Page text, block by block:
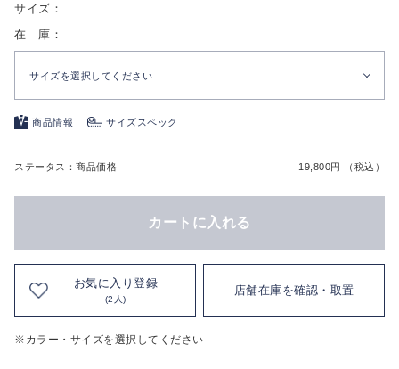
サイズ：
在 庫：
サイズを選択してください
商品情報 サイズスペック
ステータス：商品価格 19,800円 （税込）
カートに入れる
お気に入り登録
(2人)
店舗在庫を確認・取置
※カラー・サイズを選択してください